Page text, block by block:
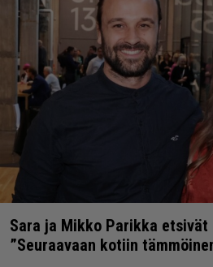
Sara ja Mikko Parikka
”Seuraavaan kotiin